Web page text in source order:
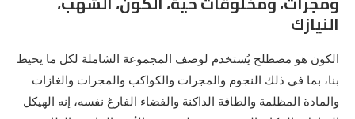
النيازك
الكون هو مصطلح يُستخدم لوصف المجموعة الشاملة لكل ما يحيط
بنا، بما في ذلك النجوم والمجرات والكواكب والمجرات والغازات
والمادة المظلمة والطاقة الداكنة والفضاء الفارغ نفسه، إنه الهيكل